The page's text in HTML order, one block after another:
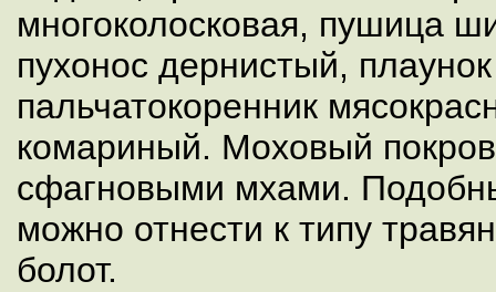
многоколосковая, пушица
пухонос дернистый,
пальчатокоренник
комариный. Моховый
сфагновыми мхами.
можно отнести к типу
болот.